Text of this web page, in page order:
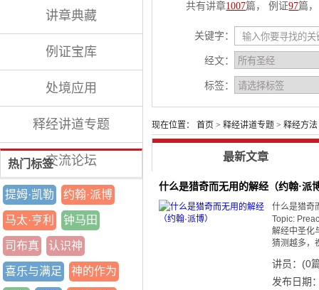
讲章典藏
例证宝库
处境应用
释经讲道专题
交流论坛
热门标签
提姆·凯勒 约翰·派博
马太·亨利 钟马田
司布真 认识神
喜乐与满足 神的作为
共有讲章1007篇， 例证97篇
关键字：
经文：
标签：
现在位置： 首页 > 释经讲道专题 > 释经方法
最新文章
什么是猎奇而无用的解经（约翰·派
什么是猎奇
Topic:
解经中圣化
猜测越多，
讲员： (0
发布日期